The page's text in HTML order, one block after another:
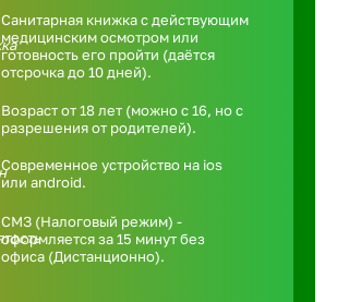
Санитарная книжка с действующим
медицинским осмотром или
готовность его пройти (даётся
отсрочка до 10 дней).
Возраст от 18 лет (можно с 16, но с
разрешения от родителей).
Современное устройство на ios
или android.
СМЗ (Налоговый режим) -
оформляется за 15 минут без
офиса (Дистанционно).